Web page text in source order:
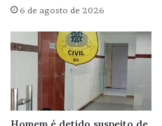
6 de agosto de 2026